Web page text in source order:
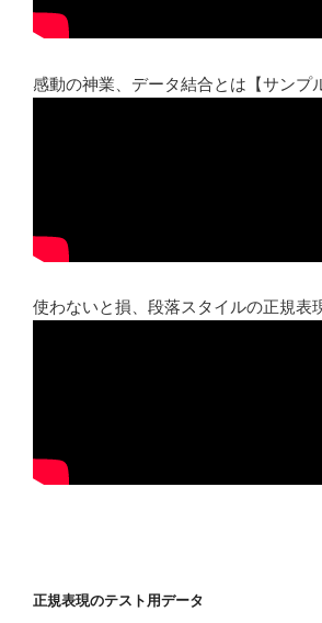
感動の神業、データ結合とは【サンプ
使わないと損、段落スタイルの正規表
正規表現のテスト用データ